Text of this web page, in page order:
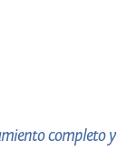
completo y